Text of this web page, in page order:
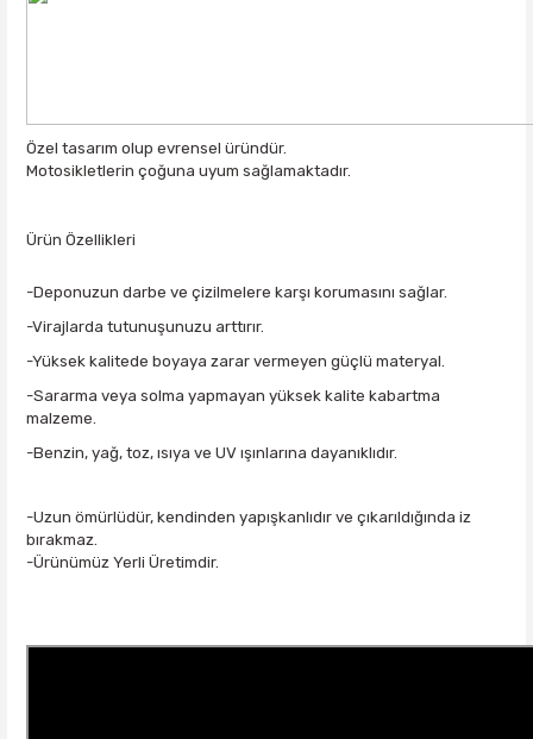
Özel tasarım olup evrensel üründür.
Motosikletlerin çoğuna uyum sağlamaktadır.
Ürün Özellikleri
-Deponuzun darbe ve çizilmelere karşı korumasını sağlar.
-Virajlarda tutunuşunuzu arttırır.
-Yüksek kalitede boyaya zarar vermeyen güçlü materyal.
-Sararma veya solma yapmayan yüksek kalite kabartma
malzeme.
-Benzin, yağ, toz, ısıya ve UV ışınlarına dayanıklıdır.
-Uzun ömürlüdür, kendinden yapışkanlıdır ve çıkarıldığında iz
bırakmaz.
-Ürünümüz Yerli Üretimdir.